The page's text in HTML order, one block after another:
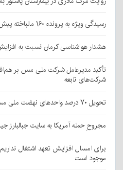
رسیدگی ویژه به پرونده ۱۶۰ مالباخته پیش‌فروش خودرو در زرند
هشدار هواشناسی کرمان نسبت به
تأکید مدیرعامل شرکت ملی مس بر
شرکت‌های تابعه
تحویل ۷۰ درصد واحدهای نهضت ملی مسکن در کرمان
مجروحِ حمله آمریکا به سایت جبالبارز
برای امسال افزایش تعهد اشتغال
موجود است